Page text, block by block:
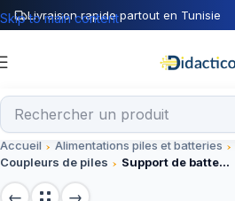
Livraison rapide partout en Tunisie
Skip to main content
Accueil Alimentations piles et batteries
Coupleurs de piles
Support de batterie 2×18650 Lithium ion 18.4MM